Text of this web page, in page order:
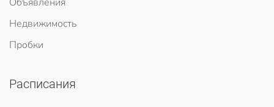
Недвижимость
Пробки
Расписания